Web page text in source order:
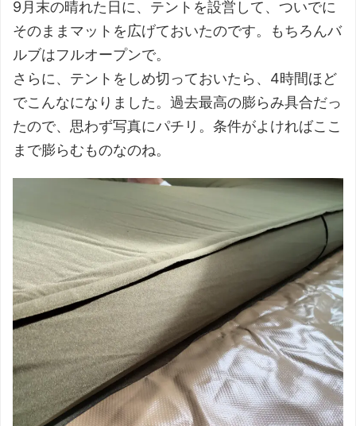
9月末の晴れた日に、テントを設営して、ついでに
そのままマットを広げておいたのです。もちろんバ
ルブはフルオープンで。
さらに、テントをしめ切っておいたら、4時間ほど
でこんなになりました。過去最高の膨らみ具合だっ
たので、思わず写真にパチリ。条件がよければここ
まで膨らむものなのね。